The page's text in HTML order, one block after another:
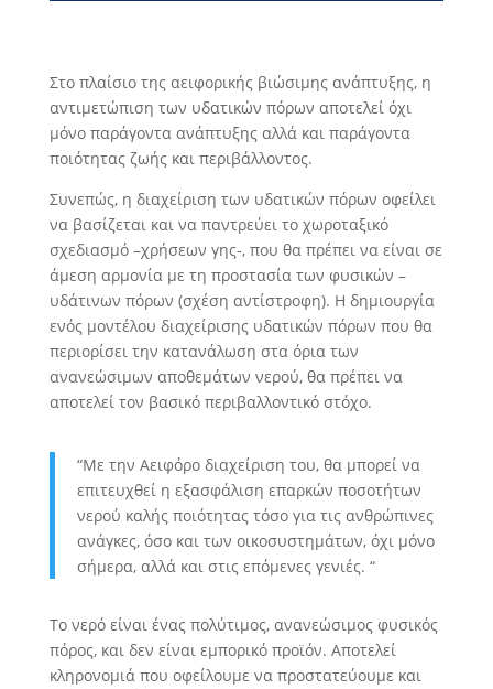
Στο πλαίσιο της αειφορικής βιώσιμης ανάπτυξης, η
αντιμετώπιση των υδατικών πόρων αποτελεί όχι
μόνο παράγοντα ανάπτυξης αλλά και παράγοντα
ποιότητας ζωής και περιβάλλοντος.
Συνεπώς, η διαχείριση των υδατικών πόρων οφείλει
να βασίζεται και να παντρεύει το χωροταξικό
σχεδιασμό –χρήσεων γης-, που θα πρέπει να είναι σε
άμεση αρμονία με τη προστασία των φυσικών –
υδάτινων πόρων (σχέση αντίστροφη). Η δημιουργία
ενός μοντέλου διαχείρισης υδατικών πόρων που θα
περιορίσει την κατανάλωση στα όρια των
ανανεώσιμων αποθεμάτων νερού, θα πρέπει να
αποτελεί τον βασικό περιβαλλοντικό στόχο.
“Με την Αειφόρο διαχείριση του, θα μπορεί να
επιτευχθεί η εξασφάλιση επαρκών ποσοτήτων
νερού καλής ποιότητας τόσο για τις ανθρώπινες
ανάγκες, όσο και των οικοσυστημάτων, όχι μόνο
σήμερα, αλλά και στις επόμενες γενιές. “
Το νερό είναι ένας πολύτιμος, ανανεώσιμος φυσικός
πόρος, και δεν είναι εμπορικό προϊόν. Αποτελεί
κληρονομιά που οφείλουμε να προστατεύουμε και